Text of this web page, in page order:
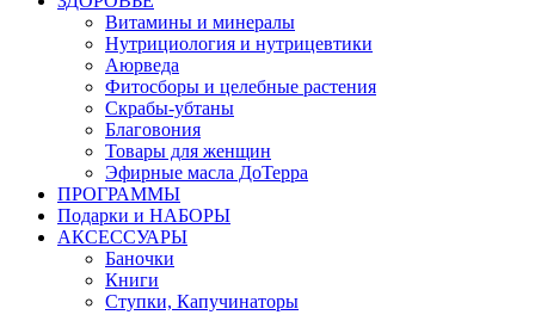
Витамины и минералы
Нутрициология и нутрицевтики
Аюрведа
Фитосборы и целебные растения
Скрабы-убтаны
Благовония
Товары для женщин
Эфирные масла ДоТерра
ПРОГРАММЫ
Подарки и НАБОРЫ
АКСЕССУАРЫ
Баночки
Книги
Ступки, Капучинаторы